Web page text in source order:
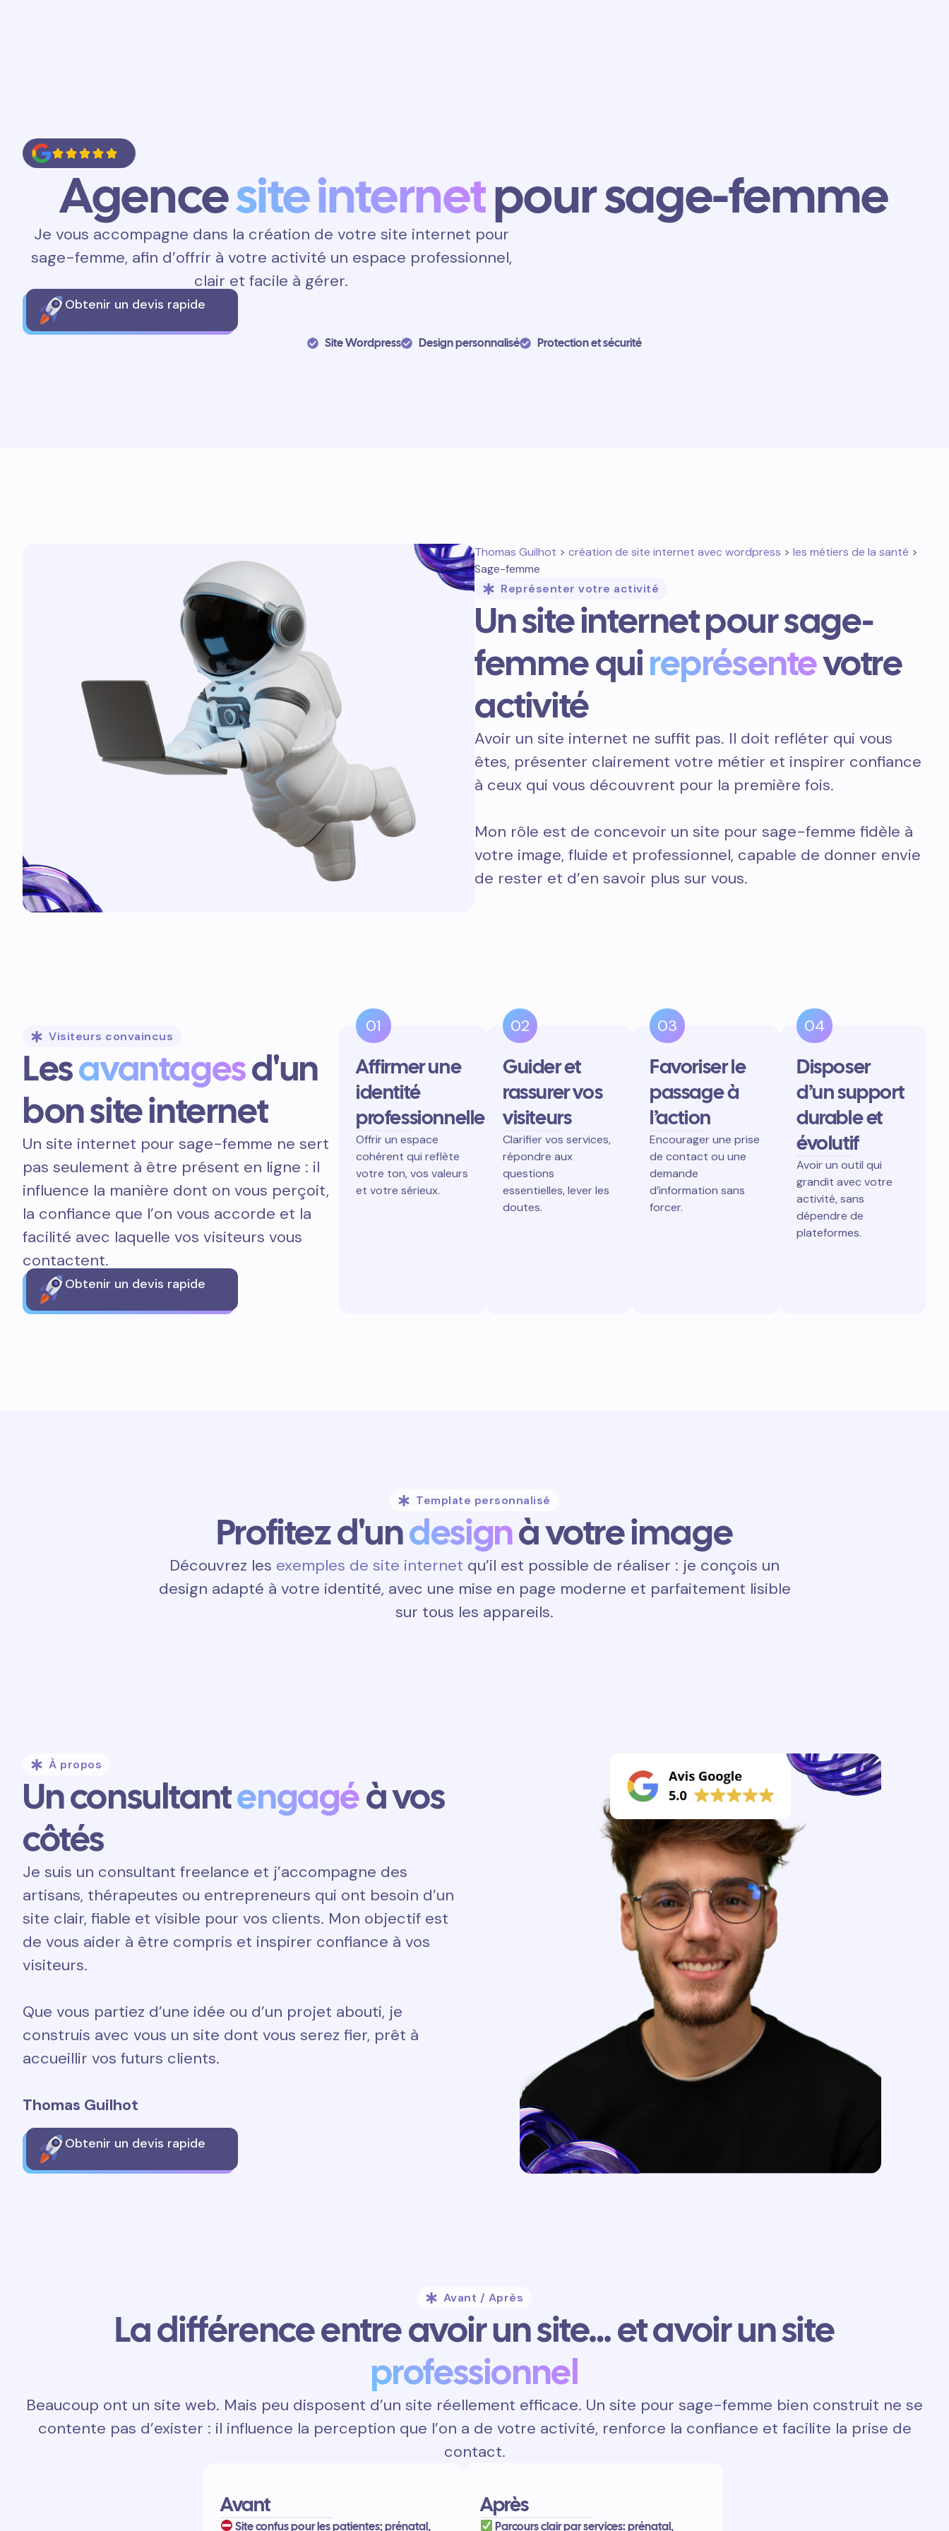
Agencesite internetpour sage-femme
Je vous accompagne dans la création de votre site internet pour
sage-femme, afin d’offrir à votre activité un espace professionnel,
clair et facile à gérer.
Obtenir un devis rapide
Site Wordpress Design personnalisé Protection et sécurité
Thomas Guilhot > création de site internet avec wordpress > les métiers de la santé >
Sage-femme
Représenter votre activité
Un site internet pour sage-
femme quireprésentevotre
activité
Avoir un site internet ne suffit pas. Il doit refléter qui vous
êtes, présenter clairement votre métier et inspirer confiance
à ceux qui vous découvrent pour la première fois.
Mon rôle est de concevoir un site pour sage-femme fidèle à
votre image, fluide et professionnel, capable de donner envie
de rester et d’en savoir plus sur vous.
Visiteurs convaincus
Lesavantagesd'un
bon site internet
Un site internet pour sage-femme ne sert
pas seulement à être présent en ligne : il
influence la manière dont on vous perçoit,
la confiance que l’on vous accorde et la
facilité avec laquelle vos visiteurs vous
contactent.
Obtenir un devis rapide
01
Affirmer une
identité
professionnelle
Offrir un espace
cohérent qui reflète
votre ton, vos valeurs
et votre sérieux.
02
Guider et
rassurer vos
visiteurs
Clarifier vos services,
répondre aux
questions
essentielles, lever les
doutes.
03
Favoriser le
passage à
l’action
Encourager une prise
de contact ou une
demande
d’information sans
forcer.
04
Disposer
d’un support
durable et
évolutif
Avoir un outil qui
grandit avec votre
activité, sans
dépendre de
plateformes.
Template personnalisé
Profitez d'undesignà votre image
Découvrez les exemples de site internet qu’il est possible de réaliser : je conçois un
design adapté à votre identité, avec une mise en page moderne et parfaitement lisible
sur tous les appareils.
À propos
Un consultantengagéà vos
côtés
Je suis un consultant freelance et j’accompagne des
artisans, thérapeutes ou entrepreneurs qui ont besoin d’un
site clair, fiable et visible pour vos clients. Mon objectif est
de vous aider à être compris et inspirer confiance à vos
visiteurs.
Que vous partiez d’une idée ou d’un projet abouti, je
construis avec vous un site dont vous serez fier, prêt à
accueillir vos futurs clients.
Thomas Guilhot
Obtenir un devis rapide
Avant / Après
La différence entre avoir un site… et avoir un site
professionnel
Beaucoup ont un site web. Mais peu disposent d’un site réellement efficace. Un site pour sage-femme bien construit ne se
contente pas d’exister : il influence la perception que l’on a de votre activité, renforce la confiance et facilite la prise de
contact.
Avant
Site confus pour les patientes; prénatal,
Après
Parcours clair par services: prénatal,